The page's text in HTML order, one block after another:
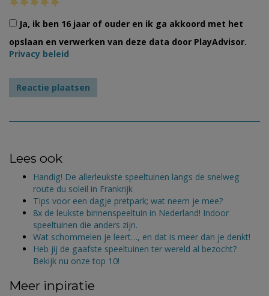
Ja, ik ben 16 jaar of ouder en ik ga akkoord met het
opslaan en verwerken van deze data door PlayAdvisor.
Privacy beleid
Lees ook
Handig! De allerleukste speeltuinen langs de snelweg
route du soleil in Frankrijk
Tips voor een dagje pretpark; wat neem je mee?
8x de leukste binnenspeeltuin in Nederland! Indoor
speeltuinen die anders zijn.
Wat schommelen je leert…, en dat is meer dan je denkt!
Heb jij de gaafste speeltuinen ter wereld al bezocht?
Bekijk nu onze top 10!
Meer inpiratie